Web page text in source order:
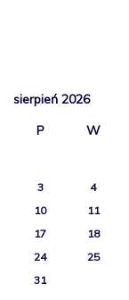
sierpień 2026
P
W
3
4
10
11
17
18
24
25
31